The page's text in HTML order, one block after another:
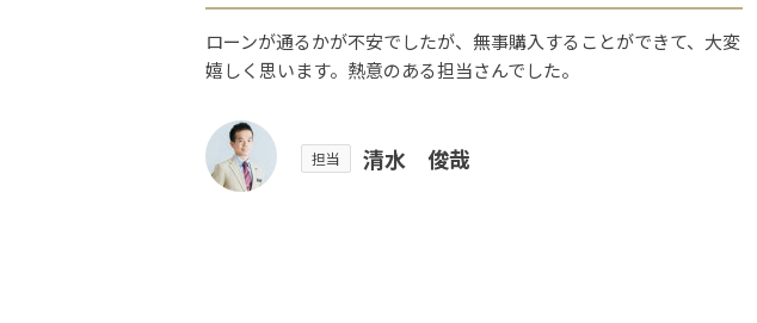
ローンが通るかが不安でしたが、無事購入することができて、大変
嬉しく思います。熱意のある担当さんでした。
担当 清水 俊哉